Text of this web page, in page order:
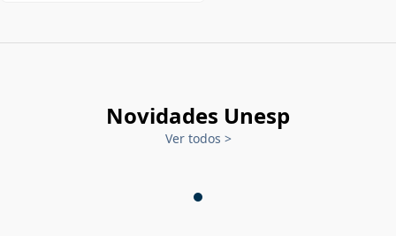
Novidades Unesp
Ver todos >